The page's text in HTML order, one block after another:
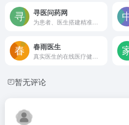
寻医问药网
春雨医生
暂无评论